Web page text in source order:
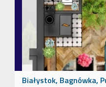
Białystok, Bagnówka,